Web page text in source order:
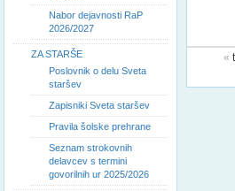
Nabor dejavnosti RaP
2026/2027
ZA STARŠE
Poslovnik o delu Sveta
staršev
Zapisniki Sveta staršev
Pravila šolske prehrane
Seznam strokovnih
delavcev s termini
govorilnih ur 2025/2026
«